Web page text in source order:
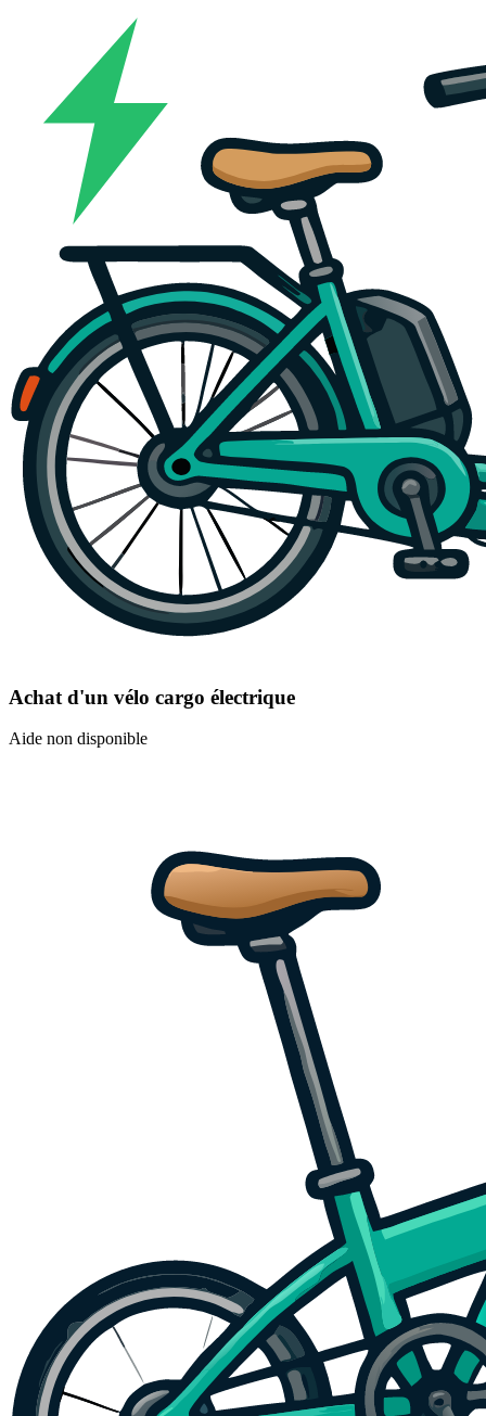
Achat d'un vélo cargo électrique
Aide non disponible